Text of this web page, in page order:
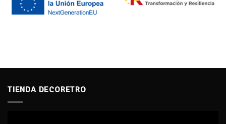
TIENDA DECORETRO